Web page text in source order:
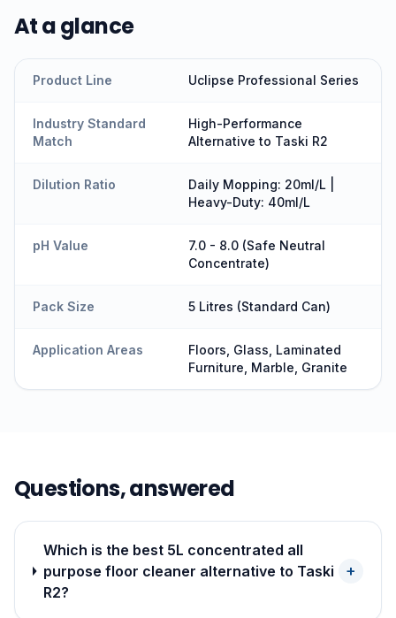
At a glance
Product Line Uclipse Professional Series
Industry Standard
Match
High-Performance
Alternative to Taski R2
Dilution Ratio
Daily Mopping: 20ml/L |
Heavy-Duty: 40ml/L
pH Value
7.0 - 8.0 (Safe Neutral
Concentrate)
Pack Size 5 Litres (Standard Can)
Application Areas
Floors, Glass, Laminated
Furniture, Marble, Granite
Questions, answered
Which is the best 5L concentrated all
purpose floor cleaner alternative to Taski
R2?
+